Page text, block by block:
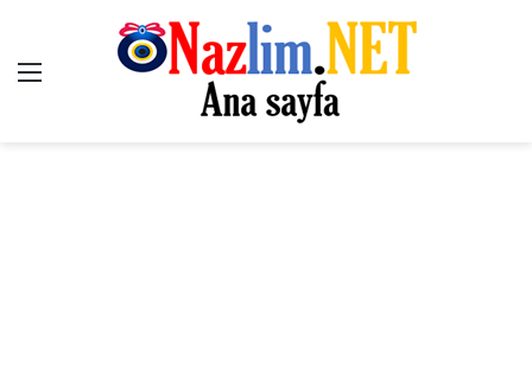
Menü